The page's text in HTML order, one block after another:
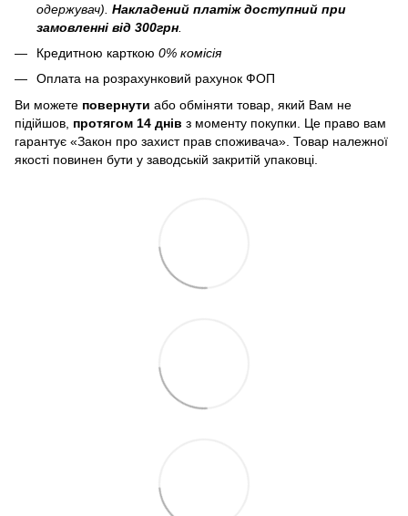
одержувач). Накладений платіж доступний при
замовленні від 300грн
Кредитною карткою 0% комісія
Оплата на розрахунковий рахунок ФОП
Ви можете повернути або обміняти товар, який Вам не
підійшов, протягом 14 днів з моменту покупки. Це право вам
гарантує «Закон про захист прав споживача». Товар належної
якості повинен бути у заводській закритій упаковці.